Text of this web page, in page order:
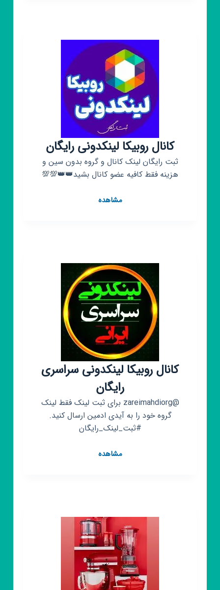
کانال روبیکا لینکدونی رایگان
ثبت رایگان لینک کانال و گروه بدون سین و
هزینه فقط کافیه عضو کانال بشید👑👑💯💯
مشاهدهکانال
کانال روبیکا لینکدونی سراسری
رایگان
@zareimahdiorg برای ثبت لینک فقط لینک
گروه خود را به آیدی ادمین ارسال کنید.
#ثبت_لینک_رایگان
مشاهدهکانال